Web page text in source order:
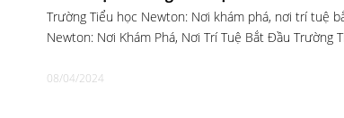
Trường Tiểu học Newton: Nơi khám phá, nơi trí tuệ
Newton: Nơi Khám Phá, Nơi Trí Tuệ Bắt Đầu
08/04/2024